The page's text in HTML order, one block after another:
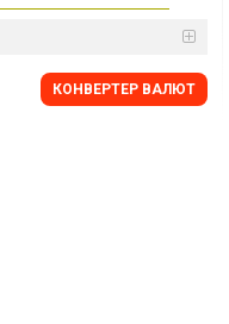
КОНВЕРТЕР ВАЛЮТ